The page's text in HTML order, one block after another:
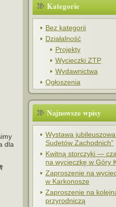
dla
Kategorie
Bez kategorii
Działalność
Projekty
Wycieczki ZTP
Wydawnictwa
Ogłoszenia
Najnowsze wpisy
Wystawa
Sudetów Zachodnich”
Kwitną storczyki —
na wycieczkę w Góry
Zaproszenie na
w Karkonosze
Zaproszenie na
przyrodniczą